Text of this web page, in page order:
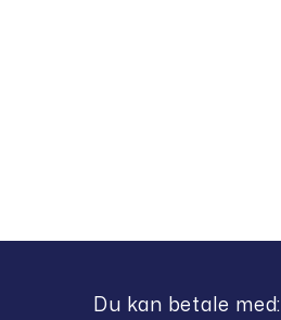
Du kan betale med: